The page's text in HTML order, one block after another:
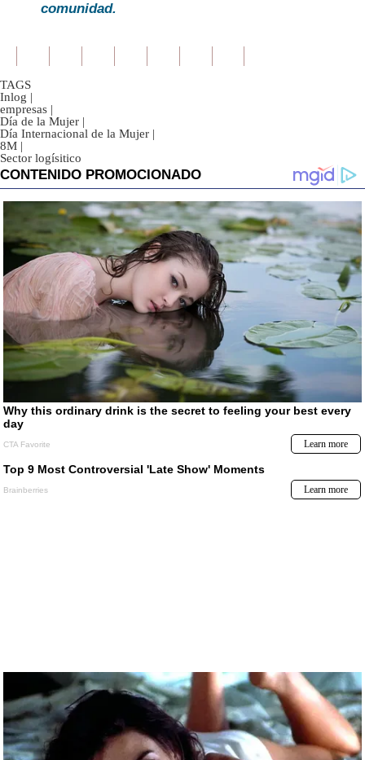
comunidad.
TAGS
Inlog |
empresas |
Día de la Mujer |
Día Internacional de la Mujer |
8M |
Sector logísitico